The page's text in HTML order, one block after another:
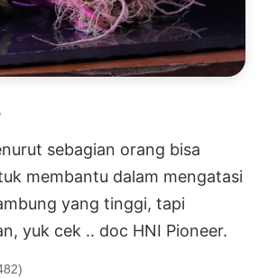
sebagian orang bisa
membantu dalam mengatasi
yang tinggi, tapi
yuk cek .. doc HNI Pioneer.